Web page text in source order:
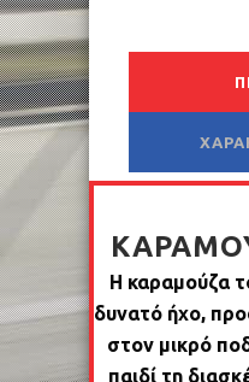
Η καραμούζα
δυνατό ήχο,
στον μικρό
παιδί τη